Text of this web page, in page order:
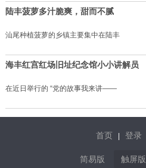
陆丰菠萝多汁脆爽，甜而不腻
汕尾种植菠萝的乡镇主要集中在陆丰
海丰红宫红场旧址纪念馆小小讲解员
在近日举行的 “党的故事我来讲——
首页 登录
简易版 触屏版